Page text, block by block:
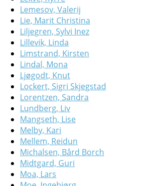
Lemesov, Valerij
Lie, Marit Christina
Liljegren, Sylvi Inez
Lillevik, Linda
Limstrand, Kirsten
Lindal, Mona
Ljøgodt, Knut
Lockert, Sigri Skjegstad
Lorentzen, Sandra
Lundberg, Liv
Mangseth, Lise
Melby, Kari
Mellem, Reidun
Michalsen, Bård Borch
Midtgard, Guri
Moa, Lars